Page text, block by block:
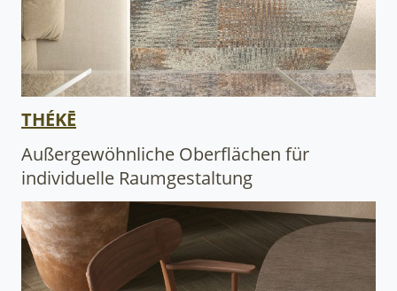
THÉKĒ
Außergewöhnliche Oberflächen für
individuelle Raumgestaltung